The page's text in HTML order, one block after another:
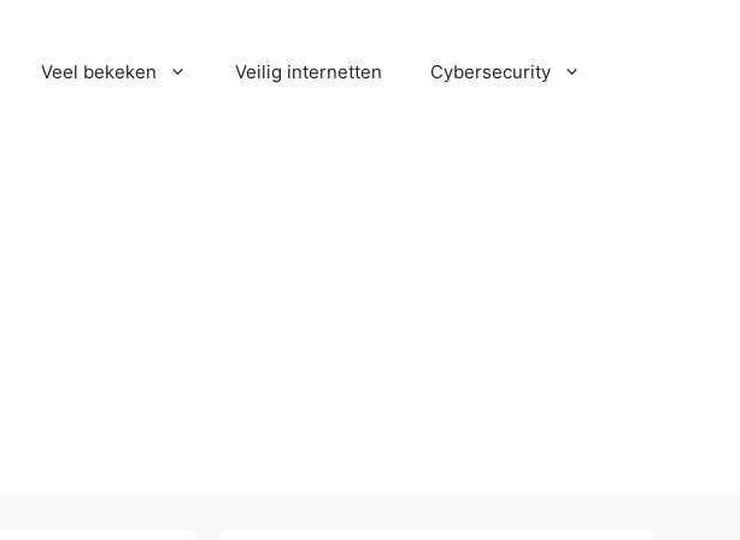
Veel bekeken Veilig internetten Cybersecurity